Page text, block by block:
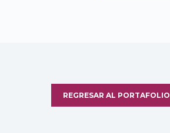
REGRESAR AL PORTAFOLIO